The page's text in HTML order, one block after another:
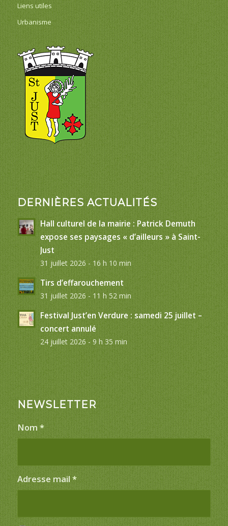
Liens utiles
Urbanisme
DERNIÈRES ACTUALITÉS
Hall culturel de la mairie : Patrick Demuth
expose ses paysages « d’ailleurs » à Saint-
Just
31 juillet 2026 - 16 h 10 min
Tirs d’effarouchement
31 juillet 2026 - 11 h 52 min
Festival Just’en Verdure : samedi 25 juillet –
concert annulé
24 juillet 2026 - 9 h 35 min
NEWSLETTER
Nom *
Adresse mail *